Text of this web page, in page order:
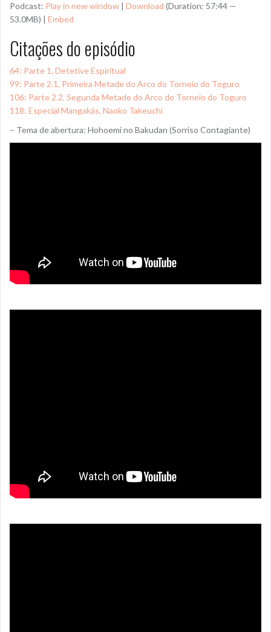
áudio
Podcast: Play in new window | Download (Duration: 57:44 —
53.0MB) | Embed
Citações do episódio
64: Parte 1, Detetive Espiritual
99: Parte 2.1, Primeira Metade do Arco do Torneio do Toguro
106: Parte 2.2, Segunda Metade do Arco do Torneio do Toguro
118: Especial Mangakás, Naoko Takeuchi
– Tema de abertura: Hohoemi no Bakudan (Sorriso Contagiante)